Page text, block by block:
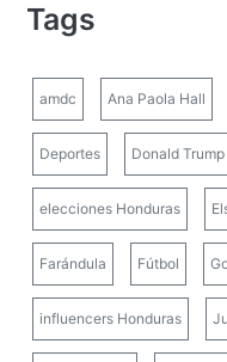
Tags
amdc Ana Paola Hall
Deportes Donald Trump
elecciones Honduras
Farándula Fútbol
influencers Honduras